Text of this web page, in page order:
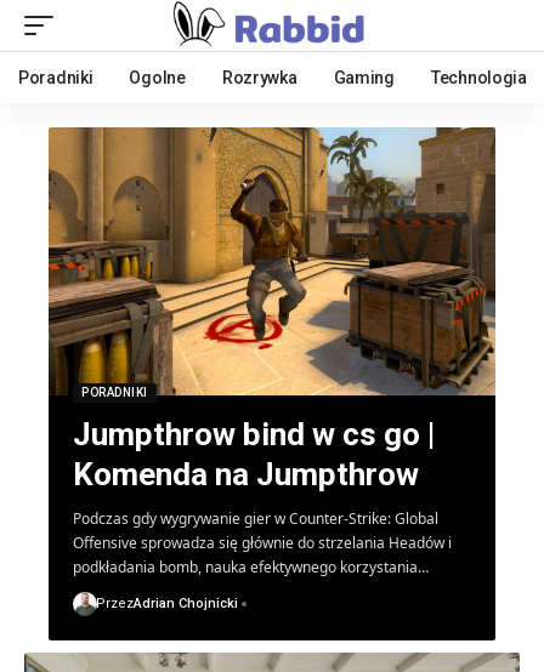
Poradniki Ogolne Rozrywka Gaming Technologia
PORADNIKI
Jumpthrow bind w cs go |
Komenda na Jumpthrow
Podczas gdy wygrywanie gier w Counter-Strike: Global
Offensive sprowadza się głównie do strzelania Headów i
podkładania bomb, nauka efektywnego korzystania…
PrzezAdrian Chojnicki